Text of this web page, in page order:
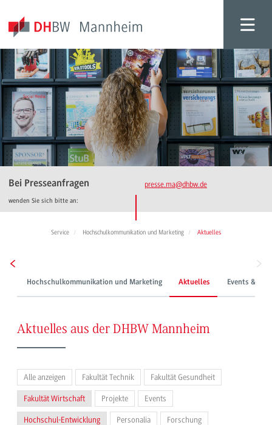
Bei Presseanfragen
wenden Sie sich bitte an:
presse.ma@dhbw.de
Service Hochschulkommunikation und Marketing Aktuelles
Hochschulkommunikation und Marketing Aktuelles Events &
Aktuelles aus der DHBW Mannheim
Alle anzeigen Fakultät Technik Fakultät Gesundheit
Fakultät Wirtschaft Projekte Events
Hochschul-Entwicklung Personalia Forschung